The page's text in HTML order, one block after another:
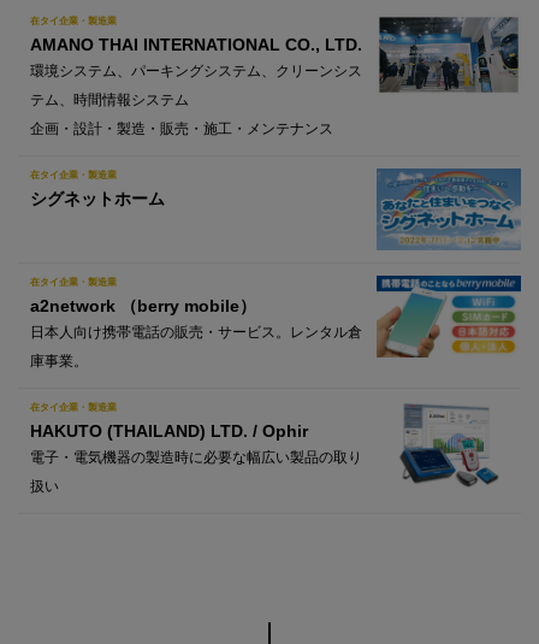
在タイ企業・製造業
AMANO THAI INTERNATIONAL CO., LTD.
環境システム、パーキングシステム、クリーンシス
テム、時間情報システム
企画・設計・製造・販売・施工・メンテナンス
在タイ企業・製造業
シグネットホーム
在タイ企業・製造業
a2network （berry mobile）
日本人向け携帯電話の販売・サービス。レンタル倉
庫事業。
在タイ企業・製造業
HAKUTO (THAILAND) LTD. / Ophir
電子・電気機器の製造時に必要な幅広い製品の取り
扱い